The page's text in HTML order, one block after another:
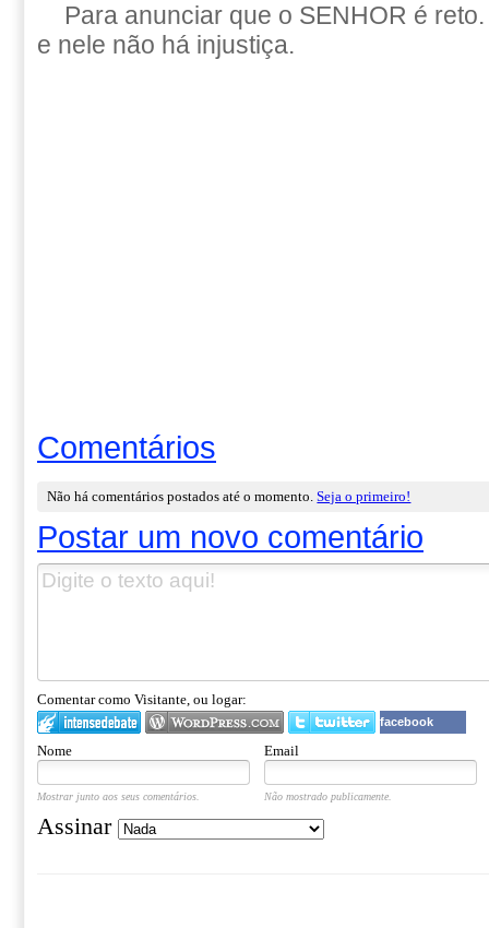
Para anunciar que o SENHOR é
e nele não há injustiça.
Comentários
Não há comentários postados até o momento.Seja o primeiro!
Postar um novo comentário
Comentar como Visitante, ou logar:
facebook
Nome Email
Mostrar junto aos seus comentários. Não mostrado publicamente.
Assinar